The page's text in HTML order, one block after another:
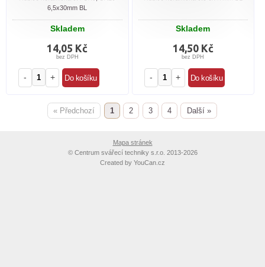
6,5x30mm BL
Skladem
14,05 Kč
bez DPH
- +
Skladem
14,50 Kč
bez DPH
- +
« Předchozí 1 2 3 4 Další »
Mapa stránek
©Centrum svářecí techniky s.r.o. 2013-2026
Created by YouCan.cz